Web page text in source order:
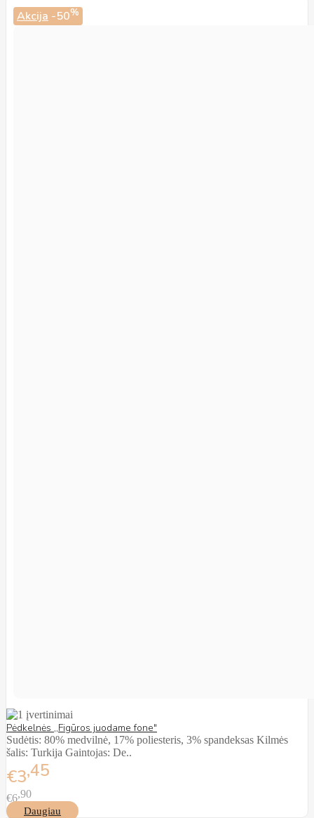
Akcija -50%
Pėdkelnės ,,Figūros juodame fone"
Sudėtis: 80% medvilnė, 17% poliesteris, 3% spandeksas Kilmės
šalis: Turkija Gaintojas: De..
€345
€6 90
Daugiau